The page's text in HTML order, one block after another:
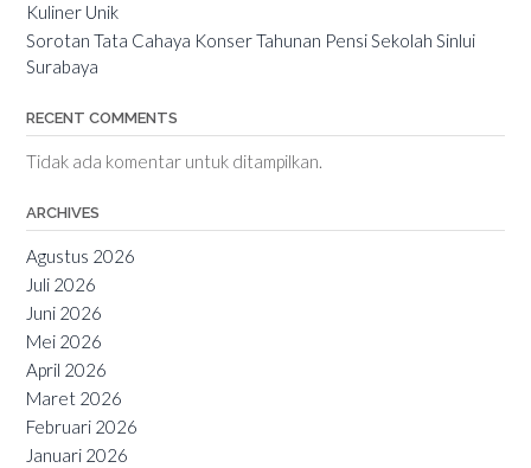
Kuliner Unik
Sorotan Tata Cahaya Konser Tahunan Pensi Sekolah Sinlui
Surabaya
RECENT COMMENTS
Tidak ada komentar untuk ditampilkan.
ARCHIVES
Agustus 2026
Juli 2026
Juni 2026
Mei 2026
April 2026
Maret 2026
Februari 2026
Januari 2026